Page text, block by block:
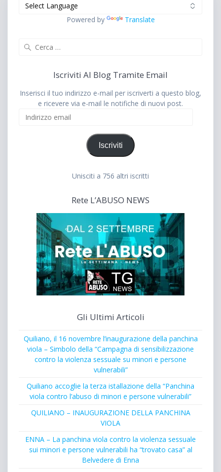
Powered by Translate
Iscriviti Al Blog Tramite Email
Inserisci il tuo indirizzo e-mail per iscriverti a questo blog,
e ricevere via e-mail le notifiche di nuovi post.
Iscriviti
Unisciti a 756 altri iscritti
Rete L’ABUSO NEWS
Gli Ultimi Articoli
Quiliano, il 16 novembre l’inaugurazione della panchina
viola – Simbolo della “Campagna di sensibilizzazione
contro la violenza sessuale su minori e persone
vulnerabili”
Quiliano accoglie la terza istallazione della “Panchina
viola contro l’abuso di minori e persone vulnerabili”
QUILIANO – INAUGURAZIONE DELLA PANCHINA
VIOLA
ENNA – La panchina viola contro la violenza sessuale
sui minori e persone vulnerabili ha “trovato casa” al
Belvedere di Enna